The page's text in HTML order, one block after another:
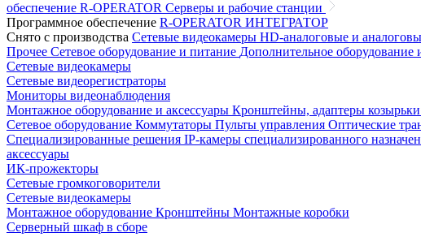
обеспечение R-OPERATOR Серверы и рабочие станции
Программное обеспечение R-OPERATOR ИНТЕГРАТОР
Снято с производства Сетевые видеокамеры HD-аналоговые и
Прочее Сетевое оборудование и питание Дополнительное оборудование
Сетевые видеокамеры
Сетевые видеорегистраторы
Мониторы видеонаблюдения
Монтажное оборудование и аксессуары Кронштейны, адаптеры козырьки
Сетевое оборудование Коммутаторы Пульты управления Оптические
Специализированные решения IP-камеры специализированного
аксессуары
ИК-прожекторы
Сетевые громкоговорители
Сетевые видеокамеры
Монтажное оборудование Кронштейны Монтажные коробки
Серверный шкаф в сборе